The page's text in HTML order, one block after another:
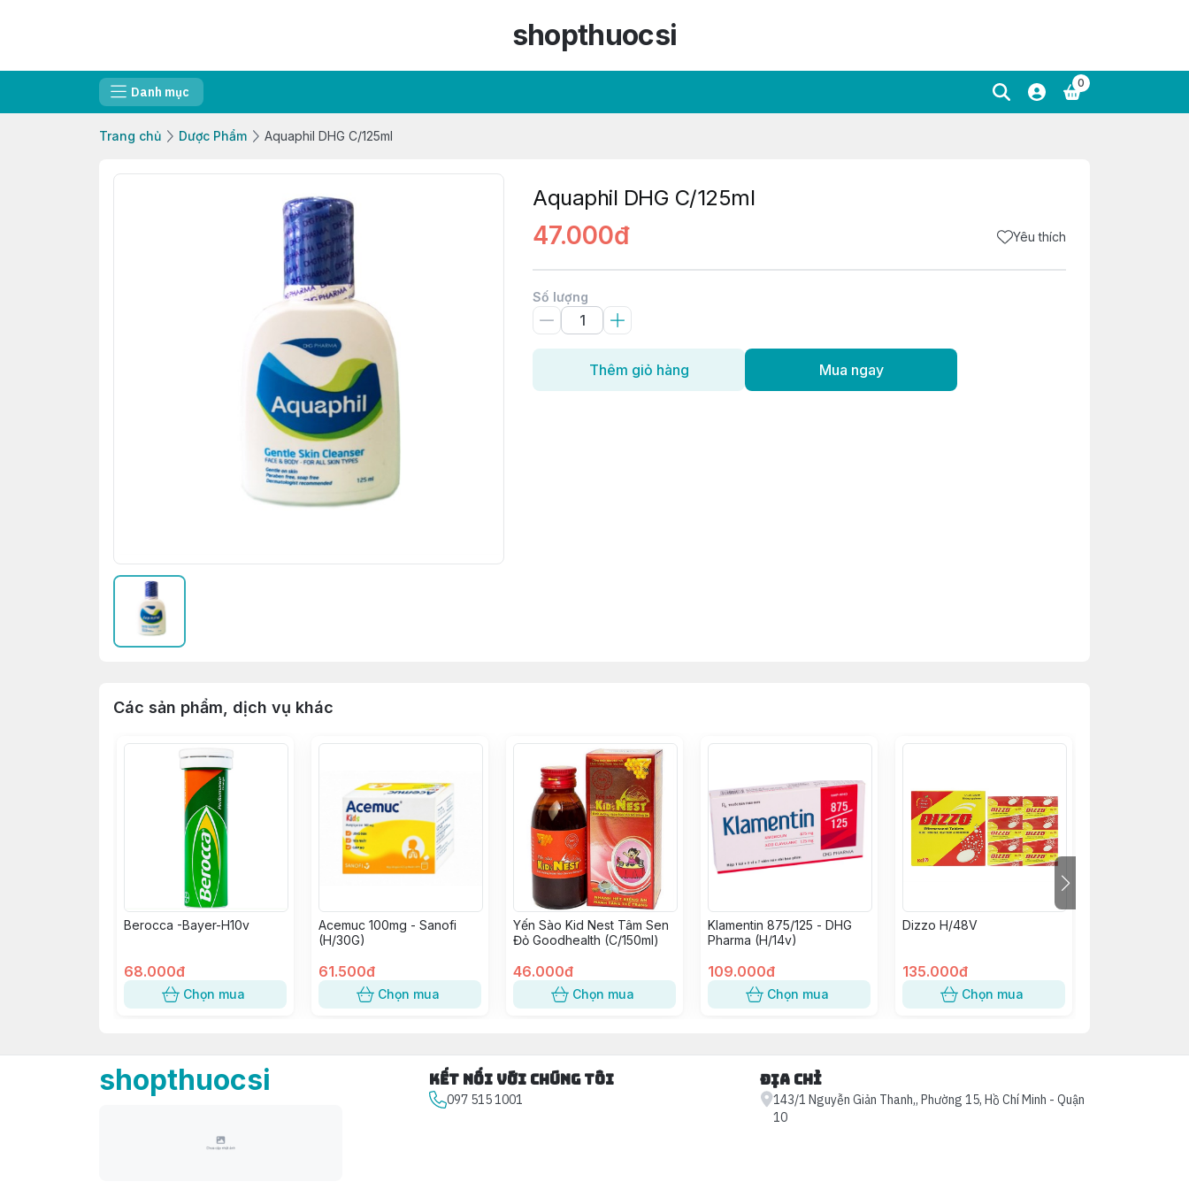
shopthuocsi
Danh mục
0
Trang chủ Dược Phẩm Aquaphil DHG C/125ml
Aquaphil DHG C/125ml
47.000đ Yêu thích
Số lượng
Thêm giỏ hàng Mua ngay
Các sản phẩm, dịch vụ khác
Berocca -Bayer-H10v
68.000đ
Chọn mua
Acemuc 100mg - Sanofi
(H/30G)
61.500đ
Chọn mua
Yến Sào Kid Nest Tâm Sen
Đỏ Goodhealth (C/150ml)
46.000đ
Chọn mua
Klamentin 875/125 - DHG
Pharma (H/14v)
109.000đ
Chọn mua
Dizzo H/48V
135.000đ
Chọn mua
shopthuocsi Kết nối với chúng tôi
097 515 1001
Địa chỉ
143/1 Nguyễn Giản Thanh,, Phường 15, Hồ Chí Minh - Quận
10